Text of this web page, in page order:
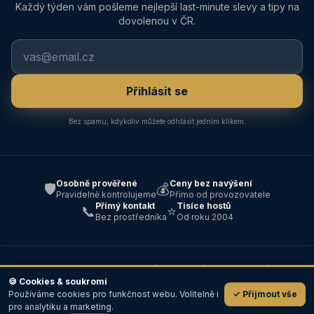
Každý týden vám pošleme nejlepší last-minute slevy a tipy na
dovolenou v ČR.
Přihlásit se
Bez spamu, kdykoliv můžete odhlásit jedním klikem.
🛡️Osobně prověřené
Pravidelně kontrolujeme💰Ceny bez navýšení
Přímo od provozovatele
📞 Přímý kontakt
Bez prostředníka⭐Tisíce hostů
Od roku 2004
© 2004–2026 ABC — Ubytování · Cestování · Všechna práva
💬
🍪 Cookies & soukromí
Používáme cookies pro funkčnost webu. Volitelně i
pro analytiku a marketing.
✓ Přijmout vše